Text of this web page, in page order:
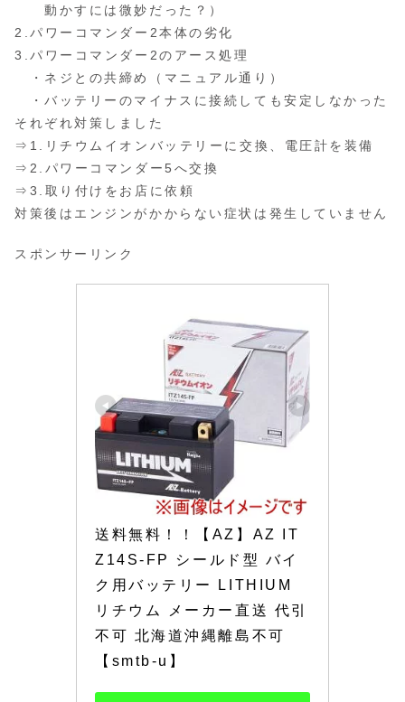
動かすには微妙だった？）
2.パワーコマンダー2本体の劣化
3.パワーコマンダー2のアース処理
・ネジとの共締め（マニュアル通り）
・バッテリーのマイナスに接続しても安定しなかった
それぞれ対策しました
⇒1.リチウムイオンバッテリーに交換、電圧計を装備
⇒2.パワーコマンダー5へ交換
⇒3.取り付けをお店に依頼
対策後はエンジンがかからない症状は発生していません
スポンサーリンク
送料無料！！【AZ】AZ IT
Z14S-FP シールド型 バイ
ク用バッテリー LITHIUM
リチウム メーカー直送 代引
不可 北海道沖縄離島不可
【smtb-u】